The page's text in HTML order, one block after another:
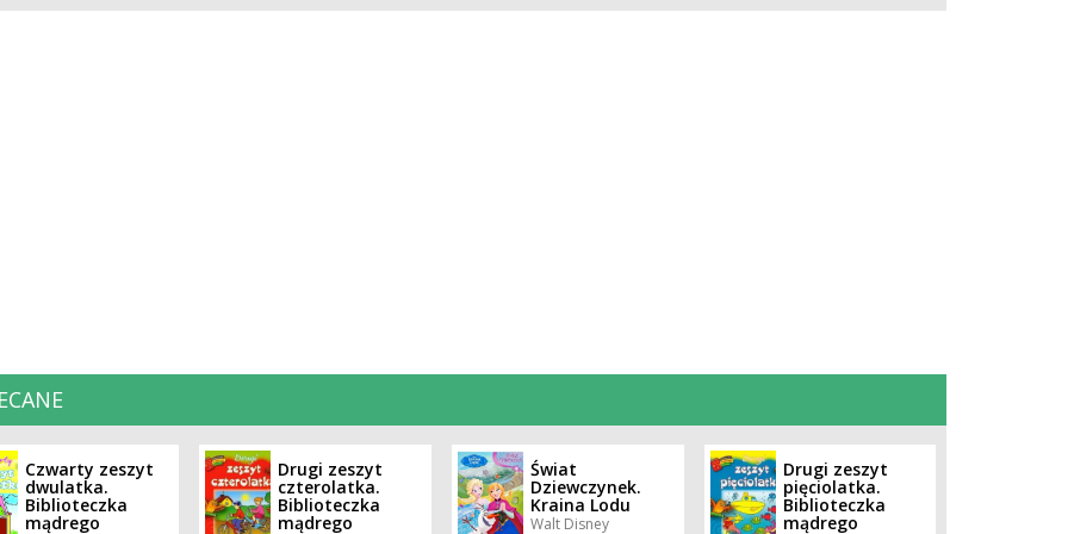
Czwarty zeszyt
dwulatka.
Biblioteczka
mądrego
Drugi zeszyt
czterolatka.
Biblioteczka
mądrego
Świat
Dziewczynek.
Kraina Lodu
Walt Disney
Drugi zeszyt
pięciolatka.
Biblioteczka
mądrego